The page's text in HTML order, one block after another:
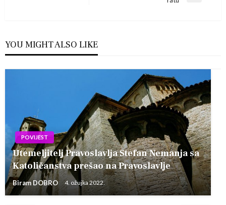
YOU MIGHT ALSO LIKE
POVIJEST
Utemeljitelj Pravoslavlja Stefan Nemanja sa
Katoličanstva prešao na Pravoslavlje
Biram DOBRO 4. ožujka 2022.